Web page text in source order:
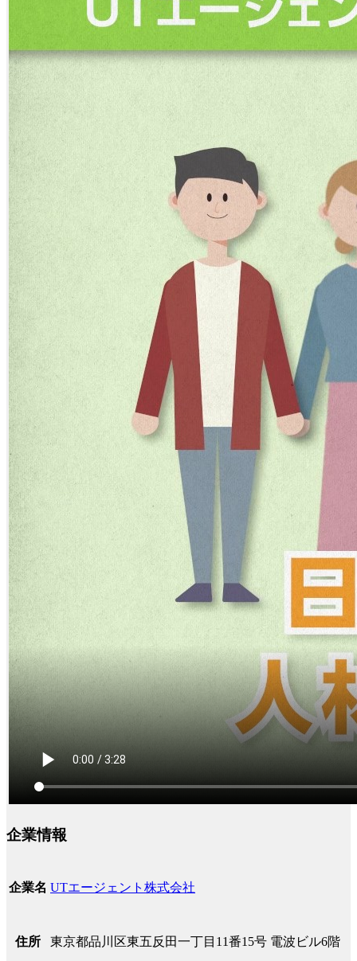
企業情報
企業名 UTエージェント株式会社
住所 東京都品川区東五反田一丁目11番15号 電波ビル6階